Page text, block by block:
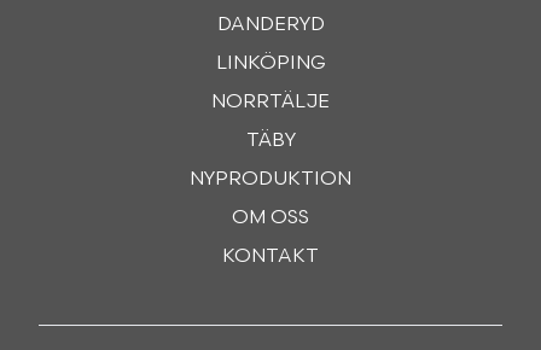
DANDERYD
LINKÖPING
NORRTÄLJE
TÄBY
NYPRODUKTION
OM OSS
KONTAKT